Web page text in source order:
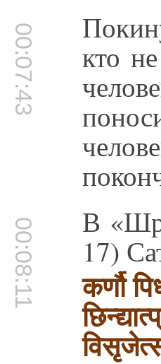
00:07:43 кто
00:08:11 В
17)
कर्णौ